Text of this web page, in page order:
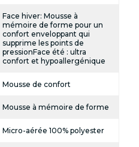
Face hiver: Mousse à
mémoire de forme pour un
confort enveloppant qui
supprime les points de
pressionFace été : ultra
confort et hypoallergénique
Mousse de confort
Mousse à mémoire de forme
Micro-aérée 100% polyester